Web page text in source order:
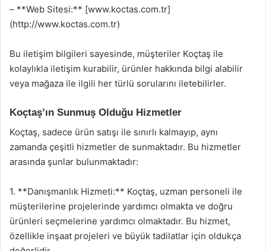
– **Web Sitesi:** [www.koctas.com.tr]
(http://www.koctas.com.tr)
Bu iletişim bilgileri sayesinde, müşteriler Koçtaş ile
kolaylıkla iletişim kurabilir, ürünler hakkında bilgi alabilir
veya mağaza ile ilgili her türlü sorularını iletebilirler.
Koçtaş’ın Sunmuş Olduğu Hizmetler
Koçtaş, sadece ürün satışı ile sınırlı kalmayıp, aynı
zamanda çeşitli hizmetler de sunmaktadır. Bu hizmetler
arasında şunlar bulunmaktadır:
1. **Danışmanlık Hizmeti:** Koçtaş, uzman personeli ile
müşterilerine projelerinde yardımcı olmakta ve doğru
ürünleri seçmelerine yardımcı olmaktadır. Bu hizmet,
özellikle inşaat projeleri ve büyük tadilatlar için oldukça